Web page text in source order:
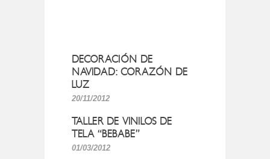
DECORACIÓN DE
NAVIDAD: CORAZÓN DE
LUZ
20/11/2012
TALLER DE VINILOS DE
TELA “BEBABE”
01/03/2012